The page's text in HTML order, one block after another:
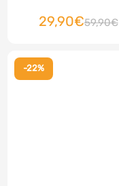
29,90€59,90€
-22%